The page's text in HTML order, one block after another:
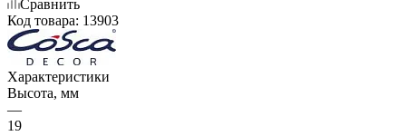
Сравнить
Код товара: 13903
Характеристики
Высота, мм
—
19